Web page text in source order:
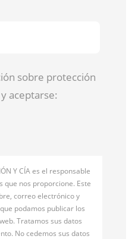
sobre protección
aceptarse:
Y CÍA es el responsable
que nos proporcione. Este
correo electrónico y
podamos publicar los
Tratamos sus datos
No cedemos sus datos